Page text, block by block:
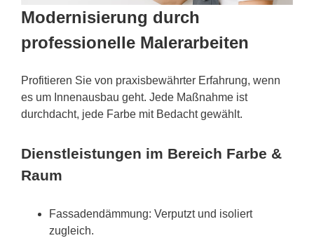
Modernisierung durch
professionelle Malerarbeiten
Profitieren Sie von praxisbewährter Erfahrung, wenn
es um Innenausbau geht. Jede Maßnahme ist
durchdacht, jede Farbe mit Bedacht gewählt.
Dienstleistungen im Bereich Farbe &
Raum
Fassadendämmung: Verputzt und isoliert
zugleich.